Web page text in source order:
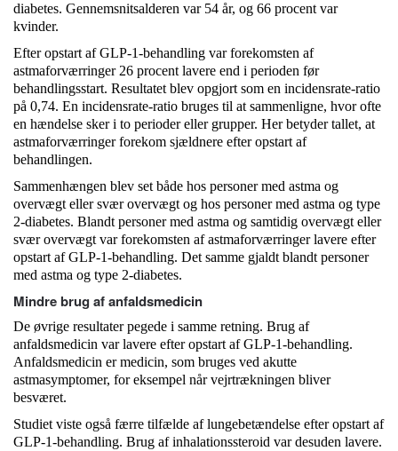
diabetes. Gennemsnitsalderen var 54 år, og 66 procent var
kvinder.
Efter opstart af GLP-1-behandling var forekomsten af
astmaforværringer 26 procent lavere end i perioden før
behandlingsstart. Resultatet blev opgjort som en incidensrate-ratio
på 0,74. En incidensrate-ratio bruges til at sammenligne, hvor ofte
en hændelse sker i to perioder eller grupper. Her betyder tallet, at
astmaforværringer forekom sjældnere efter opstart af
behandlingen.
Sammenhængen blev set både hos personer med astma og
overvægt eller svær overvægt og hos personer med astma og type
2-diabetes. Blandt personer med astma og samtidig overvægt eller
svær overvægt var forekomsten af astmaforværringer lavere efter
opstart af GLP-1-behandling. Det samme gjaldt blandt personer
med astma og type 2-diabetes.
Mindre brug af anfaldsmedicin
De øvrige resultater pegede i samme retning. Brug af
anfaldsmedicin var lavere efter opstart af GLP-1-behandling.
Anfaldsmedicin er medicin, som bruges ved akutte
astmasymptomer, for eksempel når vejrtrækningen bliver
besværet.
Studiet viste også færre tilfælde af lungebetændelse efter opstart af
GLP-1-behandling. Brug af inhalationssteroid var desuden lavere.